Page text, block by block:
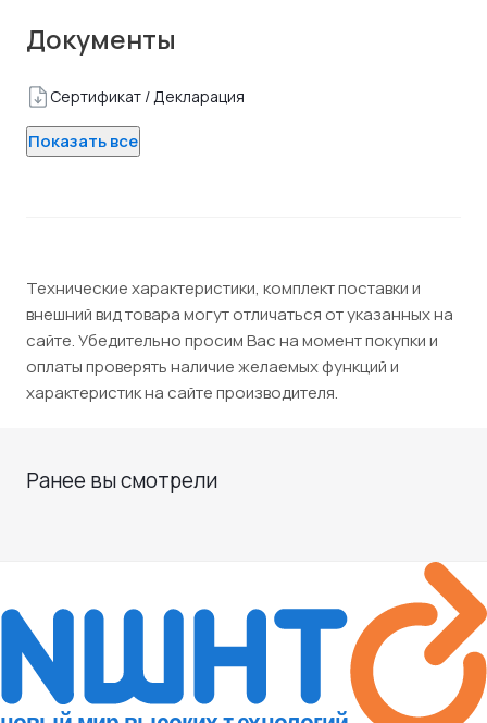
Документы
Сертификат / Декларация
Показать все
Технические характеристики, комплект поставки и
внешний вид товара могут отличаться от указанных на
сайте. Убедительно просим Вас на момент покупки и
оплаты проверять наличие желаемых функций и
характеристик на сайте производителя.
Ранее вы смотрели